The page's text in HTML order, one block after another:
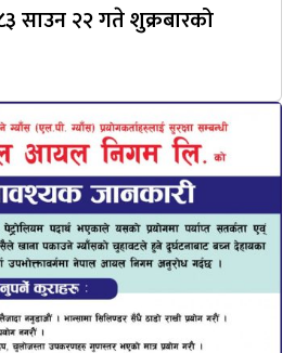
साउन २२ गते शुक्रबारको